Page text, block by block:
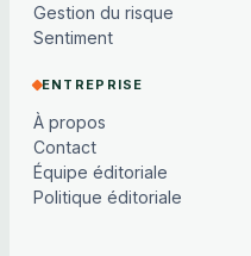
Gestion du risque
Sentiment
ENTREPRISE
À propos
Contact
Équipe éditoriale
Politique éditoriale